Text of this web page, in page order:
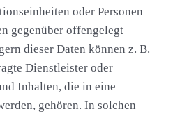
oder Personen
gegenüber offengelegt
dieser Daten können z. B.
Dienstleister oder
Inhalten, die in eine
gehören. In solchen